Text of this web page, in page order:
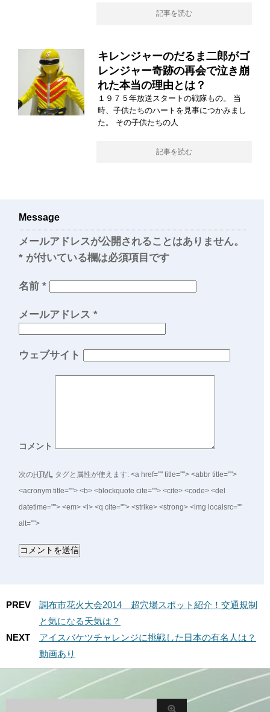
記事を読む
キレンジャーのだるま二郎がゴ
レンジャー奇跡の再会で泣き崩
れた本当の理由とは？
１９７５年放送スタートの戦隊もの。 当
時、子供たちのハートを見事につかみまし
た。 その子供たちの人
記事を読む
Message
メールアドレスが公開されることはありません。
* が付いている欄は必須項目です
名前 *
メールアドレス *
ウェブサイト
コメント
次のHTML タグと属性が使えます: <a href="" title=""> <abbr title="">
<acronym title=""> <b> <blockquote cite=""> <cite> <code> <del
datetime=""> <em> <i> <q cite=""> <strike> <strong> <img localsrc=""
alt="">
PREV
調布市花火大会2014 超穴場スポット紹介！交通規制
と気になる天気は？
NEXT
アイスバケツチャレンジに挑戦した日本の有名人は？
動画あり